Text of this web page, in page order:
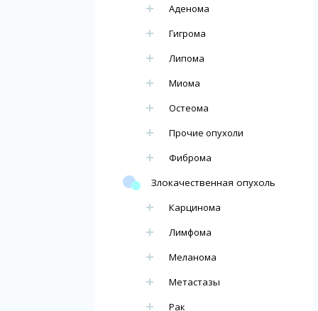
Аденома
Гигрома
Липома
Миома
Остеома
Прочие опухоли
Фиброма
Злокачественная опухоль
Карцинома
Лимфома
Меланома
Метастазы
Рак